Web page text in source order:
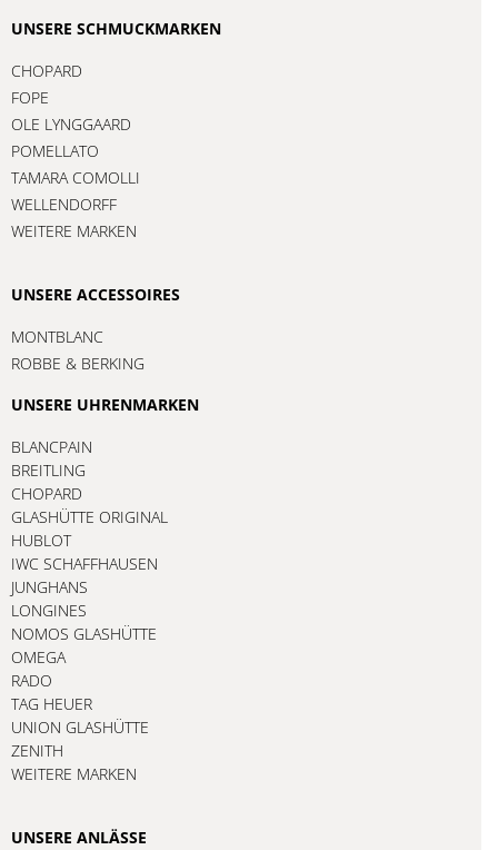
UNSERE SCHMUCKMARKEN
CHOPARD
FOPE
OLE LYNGGAARD
POMELLATO
TAMARA COMOLLI
WELLENDORFF
WEITERE MARKEN
UNSERE ACCESSOIRES
MONTBLANC
ROBBE & BERKING
UNSERE UHRENMARKEN
BLANCPAIN
BREITLING
CHOPARD
GLASHÜTTE ORIGINAL
HUBLOT
IWC SCHAFFHAUSEN
JUNGHANS
LONGINES
NOMOS GLASHÜTTE
OMEGA
RADO
TAG HEUER
UNION GLASHÜTTE
ZENITH
WEITERE MARKEN
UNSERE ANLÄSSE